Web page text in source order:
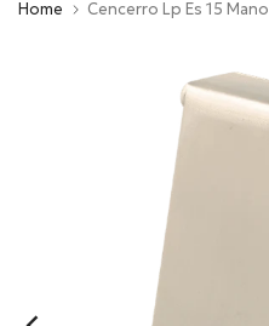
Home Cencerro Lp Es 15 Mano